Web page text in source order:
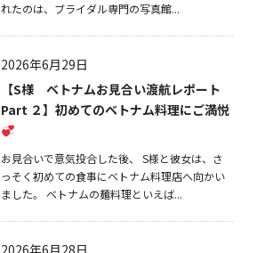
れたのは、ブライダル専門の写真館...
2026年6月29日
【S様 ベトナムお見合い渡航レポート
Part ２】初めてのベトナム料理にご満悦
お見合いで意気投合した後、 S様と彼女は、さ
っそく初めての食事にベトナム料理店へ向かい
ました。 ベトナムの麺料理といえば...